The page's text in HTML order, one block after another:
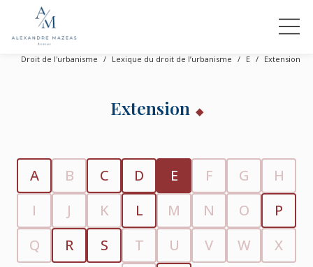
Droit de l'urbanisme Lexique du droit de l’urbanisme E Extension
Extension
A B C D E F G
H
I
J K L M N O
P
Q
R S T U V W
X